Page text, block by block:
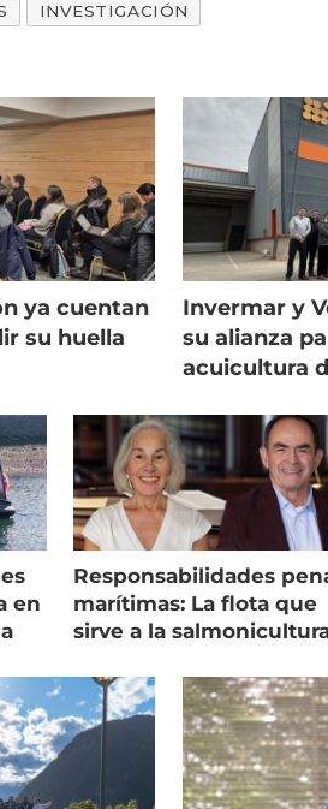
INVESTIGACIÓN
ya cuentan
su huella
Invermar y
su alianza
acuicultura
en
Responsabilidades
marítimas: La flota que
sirve a la